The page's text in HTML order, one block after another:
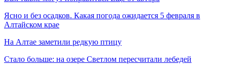
Ясно и без осадков. Какая погода ожидается 5 февраля в
Алтайском крае
На Алтае заметили редкую птицу
Стало больше: на озере Светлом пересчитали лебедей